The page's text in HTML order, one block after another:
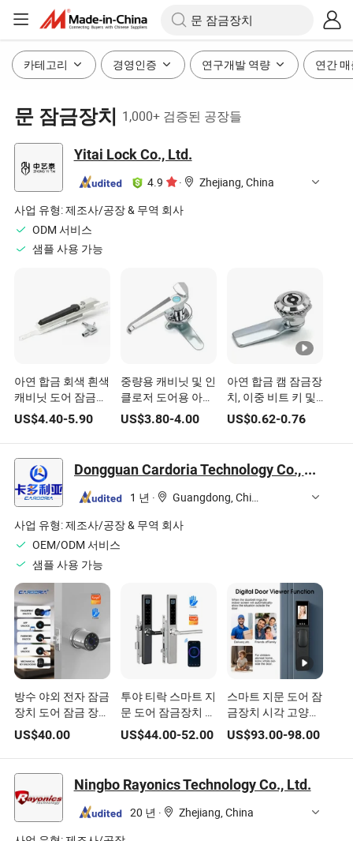
카테고리 경영인증 연구개발 역량 연간
문 잠금장치 1,000+ 검증된 공장들
Yitai Lock Co., Ltd.
4.9 ·
Zhejiang, China
사업 유형:제조사/공장 & 무역 회사
ODM 서비스
샘플 사용 가능
아연 합금 회색 흰색
캐비닛 도어 잠금장
치 로드 연결 없음
US$4.40-5.90
중량용 캐비닛 및 인
클로저 도어용 아연
합금 손잡이 잠금장
US$3.80-4.00
아연 합금 캠 잠금장
치, 이중 비트 키 및
회전 탭이 있는 전기
캐비닛 및 배전함 문
용
US$0.62-0.76
Dongguan Cardoria Technology Co., Ltd.
1 년 ·
Guangdong, China
사업 유형:제조사/공장 & 무역 회사
OEM/ODM 서비스
샘플 사용 가능
방수 야외 전자 잠금
장치 도어 잠금 장치
도난 방지 리밍 카드
도어 잠금
US$40.00
투야 티락 스마트 지
문 도어 잠금장치 알
루미늄 5572 와이파
이 블루투스 키리스
입구 디지털 잠금장
US$44.00-52.00
스마트 지문 도어 잠
금장치 시각 고양이
눈 기능 포함
US$93.00-98.00
Ningbo Rayonics Technology Co., Ltd.
20 년 ·
Zhejiang, China